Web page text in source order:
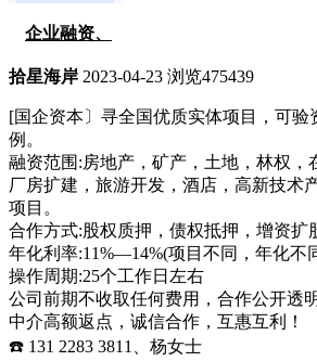
企业融资、
拾星海岸 2023-04-23 浏览475439
[国企资本〕寻全国优质实体项目，可验
例。
融资范围:房地产，矿产，土地，林权，
厂房扩建，旅游开发，酒店，高新技术
项目。
合作方式:股权质押，债权抵押，增资扩
年化利率:11%—14%(项目不同，年化不
操作周期:25个工作日左右
公司前期不收取任何费用，合作公开透明
中介高额返点，诚信合作，互惠互利！
☎️ 131 2283 3811、杨女士